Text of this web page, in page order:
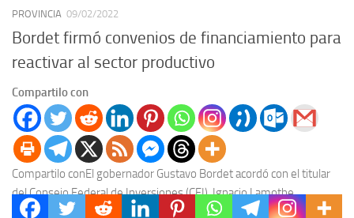
PROVINCIA 09/02/2022
Bordet firmó convenios de financiamiento para
reactivar al sector productivo
Compartilo con
Compartilo conEl gobernador Gustavo Bordet acordó con el titular
del Consejo Federal de Inversiones (CFI), Ignacio Lamothe,
convenios de financiamiento por hasta 140 millones de...